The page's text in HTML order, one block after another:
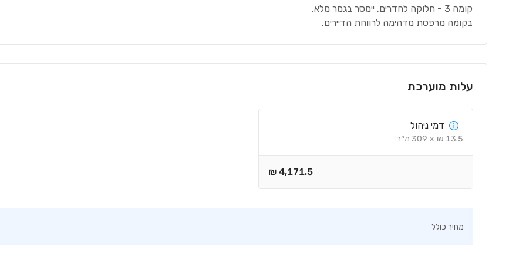
קומה 3 - חלוקה לחדרים. יימסר בגמר מלא.
בקומה מרפסת מדהימה לרווחת הדיירים.
עלות מוערכת
דמי ניהול
13.5
₪
x
309 מ׳׳ר
4,171.5
₪
מחיר כולל